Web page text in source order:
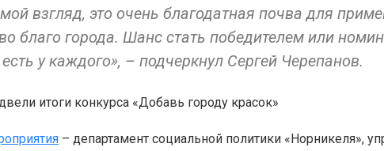
взгляд, это очень благодатная почва для
благо города. Шанс стать победителем или
у каждого», – подчеркнул Сергей Черепанов.
– департамент социальной политики «Норникеля»,